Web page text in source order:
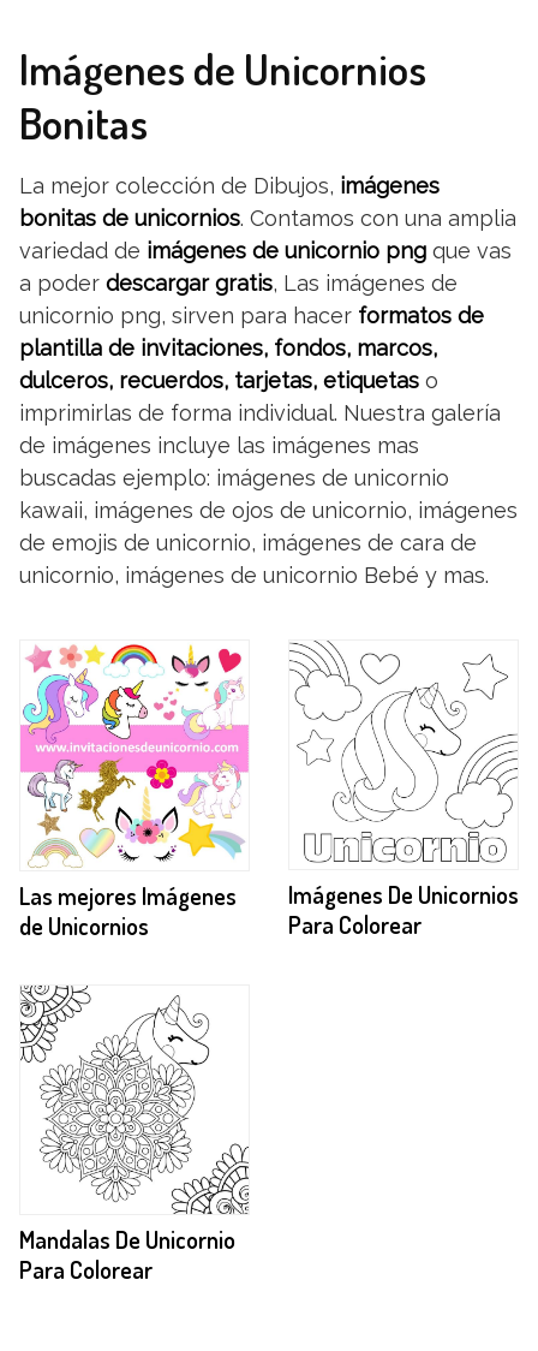
Imágenes de Unicornios
Bonitas
La mejor colección de Dibujos, imágenes
bonitas de unicornios. Contamos con una amplia
variedad de imágenes de unicornio png que vas
a poder descargar gratis, Las imágenes de
unicornio png, sirven para hacer formatos de
plantilla de invitaciones, fondos, marcos,
dulceros, recuerdos, tarjetas, etiquetas o
imprimirlas de forma individual. Nuestra galería
de imágenes incluye las imágenes mas
buscadas ejemplo: imágenes de unicornio
kawaii, imágenes de ojos de unicornio, imágenes
de emojis de unicornio, imágenes de cara de
unicornio, imágenes de unicornio Bebé y mas.
Las mejores Imágenes
de Unicornios
Imágenes De Unicornios
Para Colorear
Mandalas De Unicornio
Para Colorear